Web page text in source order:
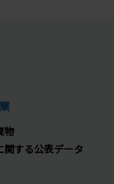
物
関する公表データ